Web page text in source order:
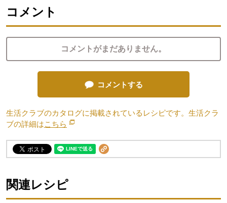
コメント
コメントがまだありません。
コメントする
生活クラブのカタログに掲載されているレシピです。生活クラ
ブの詳細はこちら 別のウィンドウで開きます。
関連レシピ